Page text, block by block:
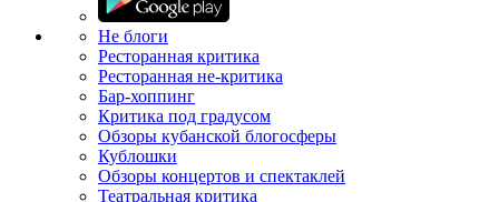
Не блоги
Ресторанная критика
Ресторанная не-критика
Бар-хоппинг
Критика под градусом
Обзоры кубанской блогосферы
Кублошки
Обзоры концертов и спектаклей
Театральная критика